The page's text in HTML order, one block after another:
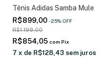
Tênis Adidas Samba Mule
R$899,00 -25% OFF
R$1.199,00
R$854,05 com Pix
7 x de R$128,43 sem juros